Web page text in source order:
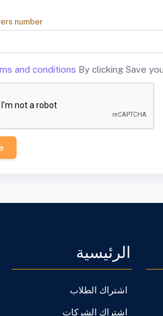
number
and conditions.
الرئيسية
اشتراك الطلاب
اشتراك الشركات